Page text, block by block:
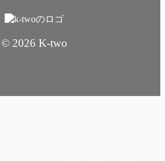
© 2026 K-two